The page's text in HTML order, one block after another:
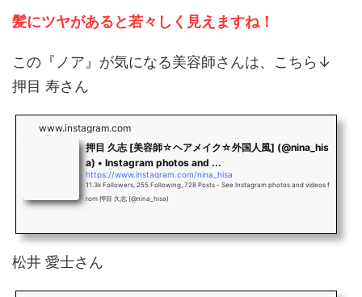
髪にツヤがあると若々しく見えますね！
この『ノア』が気になる美容師さんは、こちら↓
押目 寿さん
www.instagram.com
押目 久志 [美容師☆ヘアメイク☆外国人風] (@nina_his
a) • Instagram photos and ...
https://www.instagram.com/nina_hisa
11.3k Followers, 255 Following, 728 Posts - See Instagram photos and videos f
rom 押目 久志 (@nina_hisa)
松井 愛士さん